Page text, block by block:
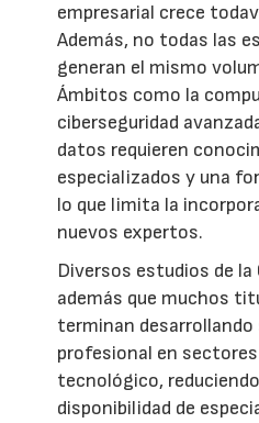
empresarial crece
Además, no todas las
generan el mismo
Ámbitos como la
ciberseguridad
datos requieren
especializados y una
lo que limita la
nuevos expertos.
Diversos estudios de la
además que muchos
terminan desarrollando
profesional en
tecnológico,
disponibilidad de